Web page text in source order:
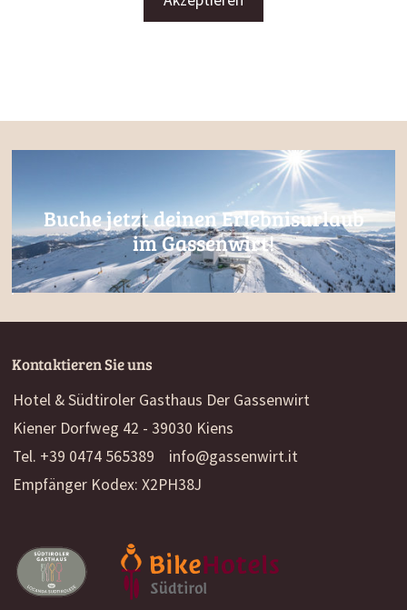
Buche jetzt deinen Erlebnisurlaub
im Gassenwirt!
Kontaktieren Sie uns
Hotel & Südtiroler Gasthaus Der Gassenwirt
Kiener Dorfweg 42 - 39030 Kiens
Tel. +39 0474 565389 info@gassenwirt.it
Empfänger Kodex: X2PH38J